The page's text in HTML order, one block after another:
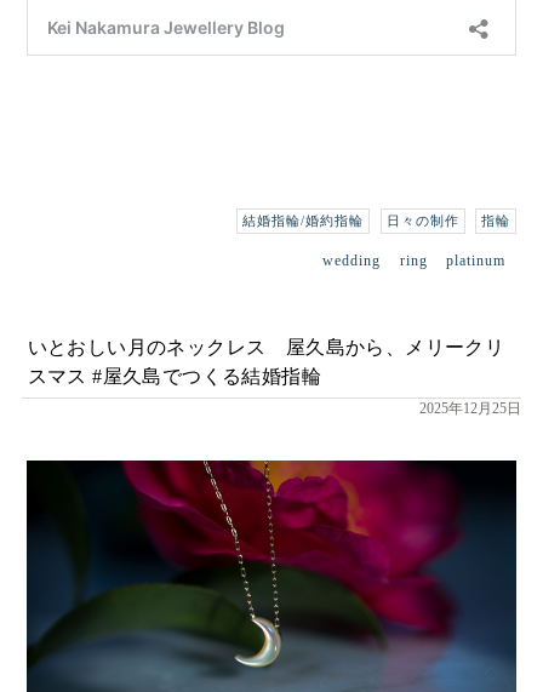
結婚指輪/婚約指輪 日々の制作 指輪
wedding ring platinum
いとおしい月のネックレス 屋久島から、メリークリ
スマス #屋久島でつくる結婚指輪
2025年12月25日